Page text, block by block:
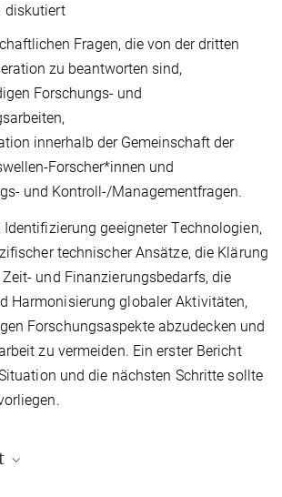
diskutiert
Fragen, die von der dritten
zu beantworten sind,
Forschungs- und
innerhalb der Gemeinschaft der
Forscher*innen und
und Kontroll-/Managementfragen.
Identifizierung geeigneter Technologien,
technischer Ansätze, die Klärung
und Finanzierungsbedarfs, die
Harmonisierung globaler Aktivitäten,
Forschungsaspekte abzudecken und
zu vermeiden. Ein erster Bericht
und die nächsten Schritte sollte